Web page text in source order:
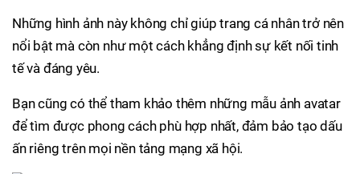
Những hình ảnh này không chỉ giúp trang cá nhân trở nên
nổi bật mà còn như một cách khẳng định sự kết nối tinh
tế và đáng yêu.
Bạn cũng có thể tham khảo thêm những mẫu ảnh avatar
để tìm được phong cách phù hợp nhất, đảm bảo tạo dấu
ấn riêng trên mọi nền tảng mạng xã hội.